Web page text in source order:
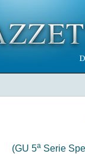
(GU 5a Serie